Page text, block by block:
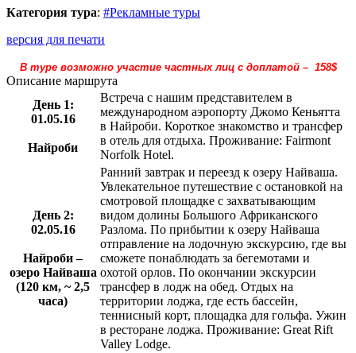
Категория тура: #Рекламные туры
версия для печати
В туре возможно участие частных лиц с доплатой – 158$
Описание маршрута
День 1:
01.05.16
Найроби
Встреча с нашим представителем в
международном аэропорту Джомо Кеньятта
в Найроби. Короткое знакомство и трансфер
в отель для отдыха. Проживание: Fairmont
Norfolk Hotel.
День 2:
02.05.16
Найроби –
озеро Найваша
(120 км, ~ 2,5
часа)
Ранний завтрак и переезд к озеру Найваша.
Увлекательное путешествие с остановкой на
смотровой площадке с захватывающим
видом долины Большого Африканского
Разлома. По прибытии к озеру Найваша
отправление на лодочную экскурсию, где вы
сможете понаблюдать за бегемотами и
охотой орлов. По окончании экскурсии
трансфер в лодж на обед. Отдых на
территории лоджа, где есть бассейн,
теннисный корт, площадка для гольфа. Ужин
в ресторане лоджа. Проживание: Great Rift
Valley Lodge.